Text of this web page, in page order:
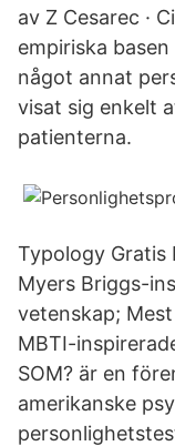
av Z Cesarec ·
empiriska
något annat
visat sig enkelt
patienterna.
Typology Gratis
Myers Briggs-
vetenskap;
MBTI-
SOM? är en
amerikanske